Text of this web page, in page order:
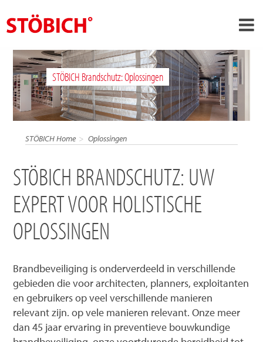
NL
Over ons
Oplossingen
Actueel
Contact
STÖBICH Brandschutz: Oplossingen
STÖBICH Home Oplossingen
STÖBICH BRANDSCHUTZ: UW
EXPERT VOOR HOLISTISCHE
OPLOSSINGEN
Brandbeveiliging is onderverdeeld in verschillende
gebieden die voor architecten, planners, exploitanten
en gebruikers op veel verschillende manieren
relevant zijn. op vele manieren relevant. Onze meer
dan 45 jaar ervaring in preventieve bouwkundige